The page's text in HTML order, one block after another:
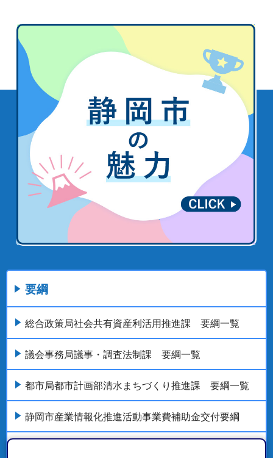
要綱
総合政策局社会共有資産利活用推進課 要綱一覧
議会事務局議事・調査法制課 要綱一覧
都市局都市計画部清水まちづくり推進課 要綱一覧
静岡市産業情報化推進活動事業費補助金交付要綱